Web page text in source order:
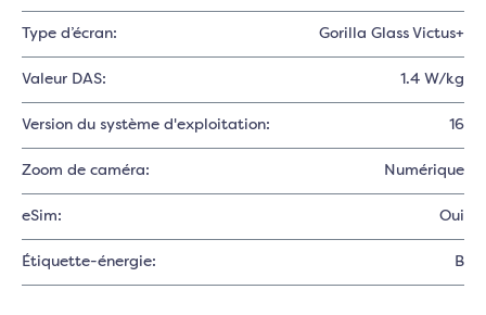
Type d’écran: Gorilla Glass Victus+
Valeur DAS: 1.4 W/kg
Version du système d'exploitation: 16
Zoom de caméra: Numérique
eSim: Oui
Étiquette-énergie: B